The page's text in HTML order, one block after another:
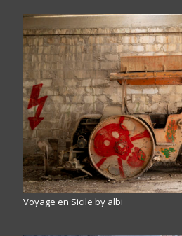
Voyage en Sicile by albi